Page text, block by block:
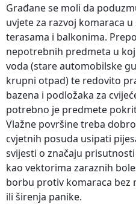
Građane se moli da
uvjete za razvoj komaraca
terasama i balkonima.
nepotrebnih predmeta u
voda (stare automobilske
krupni otpad) te redovito
bazena i podložaka za
potrebno je predmete
Vlažne površine treba
cvjetnih posuda usipati
svijesti o značaju
kao vektorima zaraznih
borbu protiv komaraca bez
ili širenja panike.